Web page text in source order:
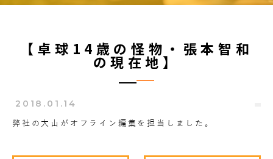
【卓球14歳の怪物・張本智和
の現在地】
2018.01.14
弊社の大山がオフライン編集を担当しました。